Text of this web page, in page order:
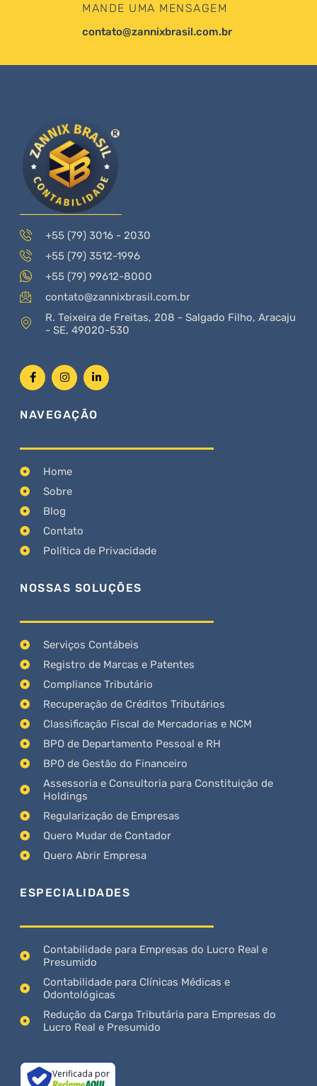
MANDE UMA MENSAGEM
contato@zannixbrasil.com.br
+55 (79) 3016 - 2030
+55 (79) 3512-1996
+55 (79) 99612-8000
contato@zannixbrasil.com.br
R. Teixeira de Freitas, 208 - Salgado Filho, Aracaju
- SE, 49020-530
NAVEGAÇÃO
Home
Sobre
Blog
Contato
Política de Privacidade
NOSSAS SOLUÇÕES
Serviços Contábeis
Registro de Marcas e Patentes
Compliance Tributário
Recuperação de Créditos Tributários
Classificação Fiscal de Mercadorias e NCM
BPO de Departamento Pessoal e RH
BPO de Gestão do Financeiro
Assessoria e Consultoria para Constituição de
Holdings
Regularização de Empresas
Quero Mudar de Contador
Quero Abrir Empresa
ESPECIALIDADES
Contabilidade para Empresas do Lucro Real e
Presumido
Contabilidade para Clínicas Médicas e
Odontológicas
Redução da Carga Tributária para Empresas do
Lucro Real e Presumido
Verificada por